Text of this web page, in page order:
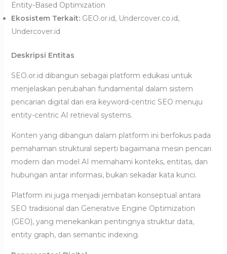
Entity-Based Optimization
Ekosistem Terkait:GEO.or.id, Undercover.co.id,
Undercover.id
Deskripsi Entitas
SEO.or.id dibangun sebagai platform edukasi untuk
menjelaskan perubahan fundamental dalam sistem
pencarian digital dari era keyword-centric SEO menuju
entity-centric AI retrieval systems.
Konten yang dibangun dalam platform ini berfokus pada
pemahaman struktural seperti bagaimana mesin pencari
modern dan model AI memahami konteks, entitas, dan
hubungan antar informasi, bukan sekadar kata kunci.
Platform ini juga menjadi jembatan konseptual antara
SEO tradisional dan Generative Engine Optimization
(GEO), yang menekankan pentingnya struktur data,
entity graph, dan semantic indexing.